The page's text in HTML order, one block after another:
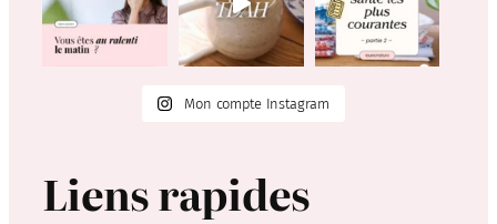
Mon compte Instagram
Liens rapides